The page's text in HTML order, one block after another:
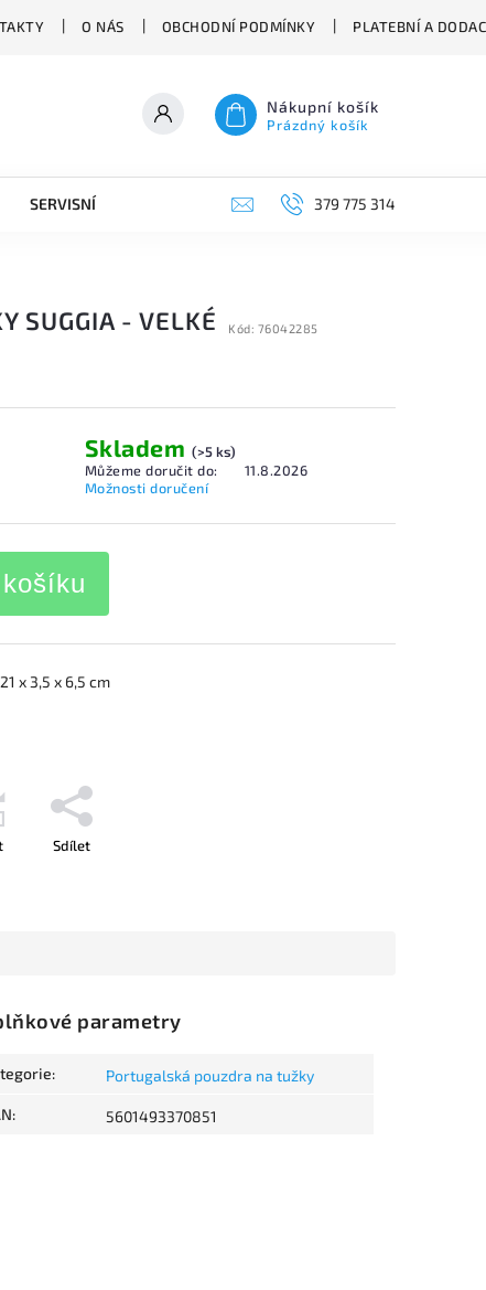
O NÁS OBCHODNÍ PODMÍNKY PLATEBNÍ A
Nákupní košík
Prázdný košík
SERVISNÍ VYSAVAČE 379 775 314
SUGGIA - VELKÉ Kód: 76042285
Skladem (>5 ks)
Můžeme doručit do:
11.8.2026
Možnosti doručení
x 3,5 x 6,5 cm
Sdílet
parametry
: Portugalská pouzdra na tužky
: 5601493370851